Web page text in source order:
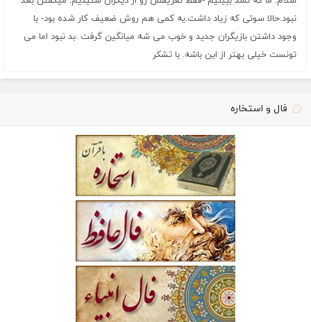
نبود.حالا سوتی که زیاد داشت.یه کمی هم روش ضعیف کار شده بود- با
وجود داشتن بازیگران جدید و خوب می شه میانگین گرفت .بد نبود اما می
تونست خیلی بهتر از این باشه. با تشکر
فال و استخاره